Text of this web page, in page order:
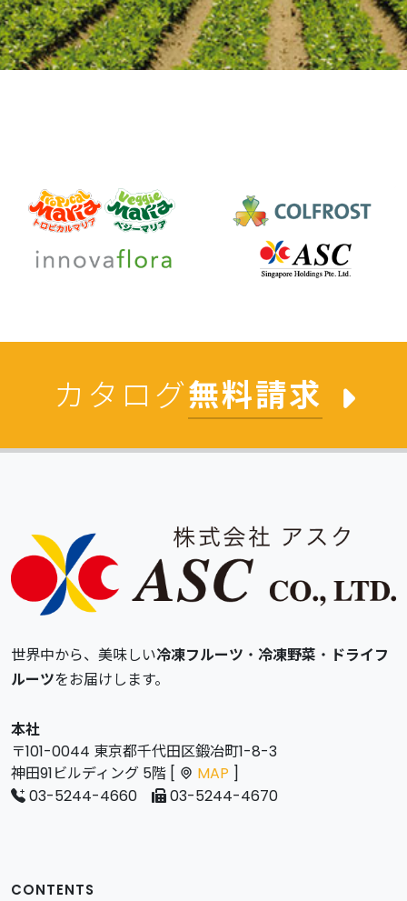
カタログ無料請求
世界中から、美味しい冷凍フルーツ ・ 冷凍野菜 ・ ドライフ
ルーツをお届けします。
本社
〒101-0044 東京都千代田区鍛冶町1-8-3
神田91ビルディング 5階 [
MAP ]
03-5244-4660
03-5244-4670
CONTENTS